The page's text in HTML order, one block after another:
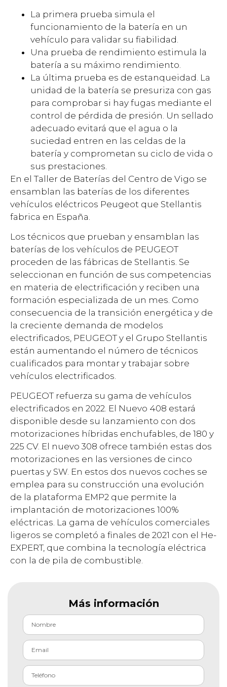
La primera prueba simula el
funcionamiento de la batería en un
vehículo para validar su fiabilidad.
Una prueba de rendimiento estimula la
batería a su máximo rendimiento.
La última prueba es de estanqueidad. La
unidad de la batería se presuriza con gas
para comprobar si hay fugas mediante el
control de pérdida de presión. Un sellado
adecuado evitará que el agua o la
suciedad entren en las celdas de la
batería y comprometan su ciclo de vida o
sus prestaciones.
En el Taller de Baterías del Centro de Vigo se
ensamblan las baterías de los diferentes
vehículos eléctricos Peugeot que Stellantis
fabrica en España.
Los técnicos que prueban y ensamblan las
baterías de los vehículos de PEUGEOT
proceden de las fábricas de Stellantis. Se
seleccionan en función de sus competencias
en materia de electrificación y reciben una
formación especializada de un mes. Como
consecuencia de la transición energética y de
la creciente demanda de modelos
electrificados, PEUGEOT y el Grupo Stellantis
están aumentando el número de técnicos
cualificados para montar y trabajar sobre
vehículos electrificados.
PEUGEOT refuerza su gama de vehículos
electrificados en 2022. El Nuevo 408 estará
disponible desde su lanzamiento con dos
motorizaciones híbridas enchufables, de 180 y
225 CV. El nuevo 308 ofrece también estas dos
motorizaciones en las versiones de cinco
puertas y SW. En estos dos nuevos coches se
emplea para su construcción una evolución
de la plataforma EMP2 que permite la
implantación de motorizaciones 100%
eléctricas. La gama de vehículos comerciales
ligeros se completó a finales de 2021 con el He-
EXPERT, que combina la tecnología eléctrica
con la de pila de combustible.
Más información